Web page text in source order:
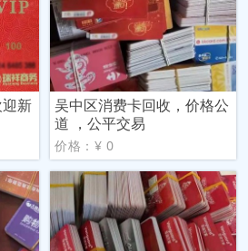
新
吴中区消费卡回收，价格公
道 ，公平交易
价格：¥ 0